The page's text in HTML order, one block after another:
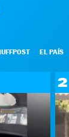
EL PAÍS
2